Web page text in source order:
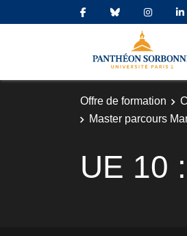
Offre de formation
Master parcours
UE 10